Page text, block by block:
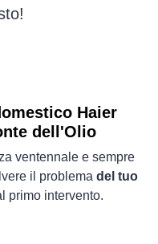
Haier
dell'Olio
ventennale e sempre
il problema del tuo
primo intervento.